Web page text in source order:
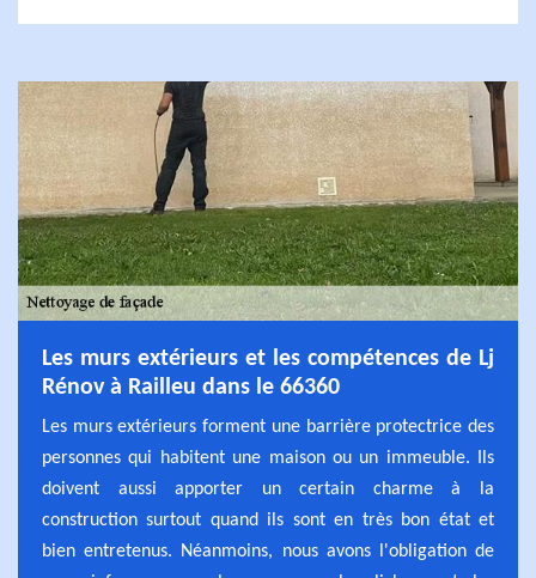
Les murs extérieurs et les compétences de Lj
Rénov à Railleu dans le 66360
Les murs extérieurs forment une barrière protectrice des
personnes qui habitent une maison ou un immeuble. Ils
doivent aussi apporter un certain charme à la
construction surtout quand ils sont en très bon état et
bien entretenus. Néanmoins, nous avons l'obligation de